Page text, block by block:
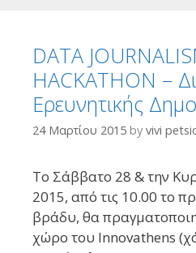
DATA
HACKATHON –
Ερευνητικής
24 Μαρτίου 2015 by vivi
Το Σάββατο 28 & την
2015, από τις 10.00 το
βράδυ, θα
χώρο του Innovathens